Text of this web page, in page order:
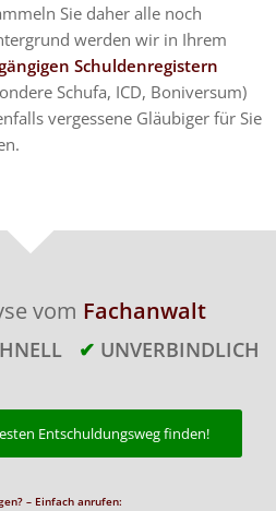
Sie daher alle noch
werden wir in Ihrem
Schuldenregistern
Schufa, ICD, Boniversum)
vergessene Gläubiger für Sie
vom Fachanwalt
✔ UNVERBINDLICH
Entschuldungsweg finden!
– Einfach anrufen: